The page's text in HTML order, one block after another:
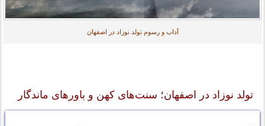
آداب و رسوم تولد نوزاد در اصفهان
تولد نوزاد در اصفهان؛ سنت‌های کهن و باورهای ماندگار